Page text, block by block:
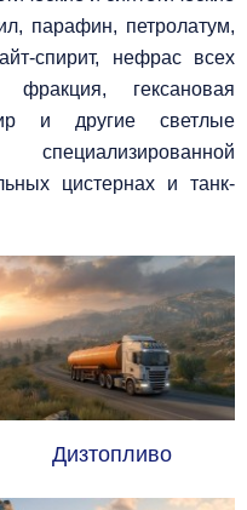
парафин, петролатум,
спирит, нефрас всех
фракция, гексановая
и другие светлые
цистернах и танк-
Дизтопливо